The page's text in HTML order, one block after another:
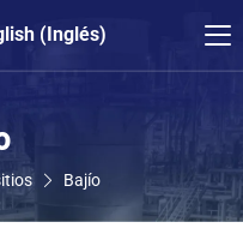
(Inglés)
Bajío